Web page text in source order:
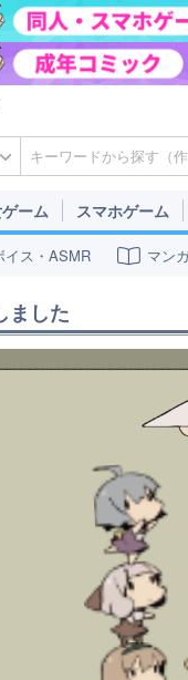
ーム スマホゲーム
イス・ASMR マン
ました